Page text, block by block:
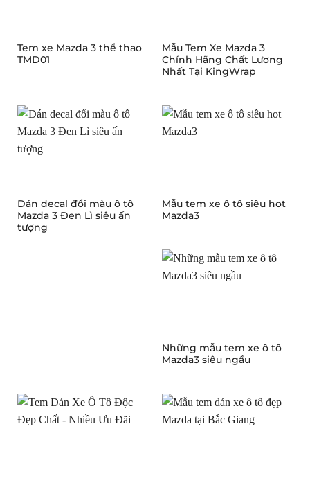
Tem xe Mazda 3 thể thao
TMD01
Mẫu Tem Xe Mazda 3
Chính Hãng Chất Lượng
Nhất Tại KingWrap
Dán decal đổi màu ô tô
Mazda 3 Đen Lì siêu ấn
tượng
Mẫu tem xe ô tô siêu hot
Mazda3
Những mẫu tem xe ô tô
Mazda3 siêu ngầu